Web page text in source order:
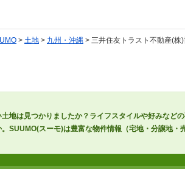
> 土地 > 九州・沖縄 > 三井住友トラスト不動産(株
地は見つかりましたか？ライフスタイルや好みなど
SUUMO(スーモ)は豊富な物件情報（宅地・分譲地